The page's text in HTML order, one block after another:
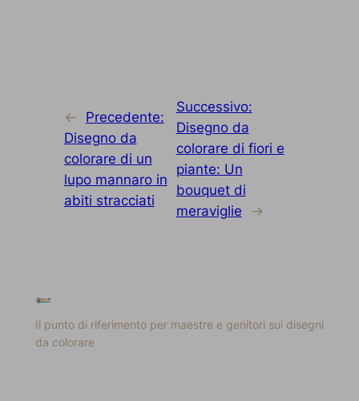
←
Precedente:
Disegno da
colorare di un
lupo mannaro in
abiti stracciati
Successivo:
Disegno da
colorare di fiori e
piante: Un
bouquet di
meraviglie
→
Il punto di riferimento per maestre e genitori sui disegni
da colorare